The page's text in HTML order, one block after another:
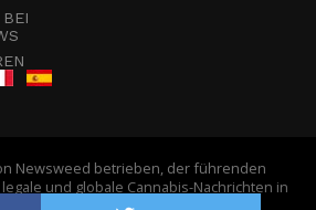
Newsweed betrieben, der führenden
und globale Cannabis-Nachrichten in
Europa. - © Newsweed